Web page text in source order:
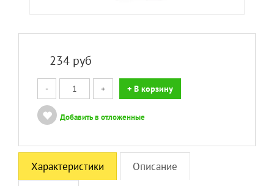
234 руб
- + + В корзину
Добавить в отложенные
Характеристики Описание